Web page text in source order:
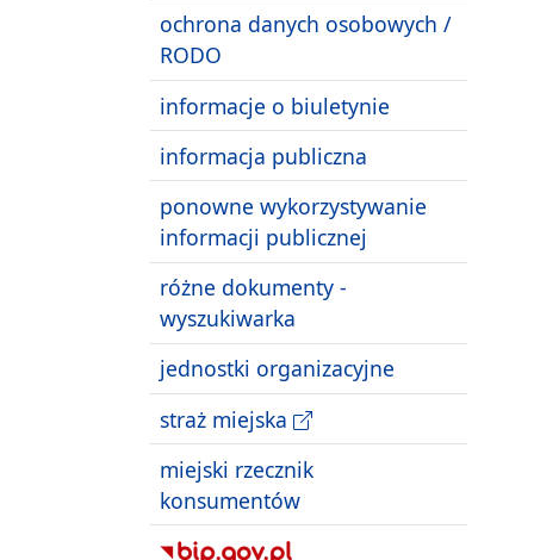
ochrona danych osobowych /
RODO
informacje o biuletynie
informacja publiczna
ponowne wykorzystywanie
informacji publicznej
różne dokumenty -
wyszukiwarka
jednostki organizacyjne
straż miejska
miejski rzecznik
konsumentów